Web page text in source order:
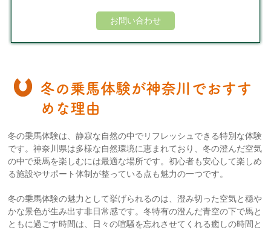
お問い合わせ
冬の乗馬体験が神奈川でおすす
めな理由
冬の乗馬体験は、静寂な自然の中でリフレッシュできる特別な体験
です。神奈川県は多様な自然環境に恵まれており、冬の澄んだ空気
の中で乗馬を楽しむには最適な場所です。初心者も安心して楽しめ
る施設やサポート体制が整っている点も魅力の一つです。
冬の乗馬体験の魅力として挙げられるのは、澄み切った空気と穏や
かな景色が生み出す非日常感です。冬特有の澄んだ青空の下で馬と
ともに過ごす時間は、日々の喧騒を忘れさせてくれる癒しの時間と